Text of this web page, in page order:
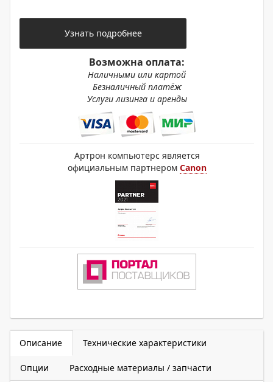
Узнать подробнее
Возможна оплата:
Наличными или картой
Безналичный платёж
Услуги лизинга и аренды
Артрон компьютерс является
официальным партнером Canon
Описание Технические характеристики
Опции Расходные материалы / запчасти